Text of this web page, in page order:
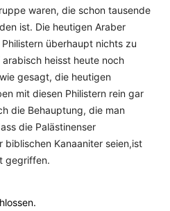
waren, die schon tausende
ist. Die heutigen Araber
überhaupt nichts zu
heisst heute noch
wie gesagt, die heutigen
mit diesen Philistern rein gar
die Behauptung, die man
die Palästinenser
biblischen Kanaaniter seien,ist
gegriffen.